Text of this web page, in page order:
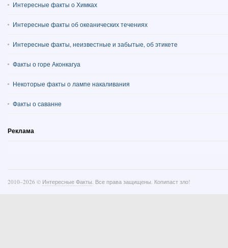
Интересные факты о Химках
Интересные факты об океанических течениях
Интересные факты, неизвестные и забытые, об этикете
Факты о горе Аконкагуа
Некоторые факты о лампе накаливания
Факты о саванне
Реклама
2010–2026 © Интересные Факты. Все права защищены. Копипаст зло!